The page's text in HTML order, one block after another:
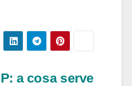
a cosa serve